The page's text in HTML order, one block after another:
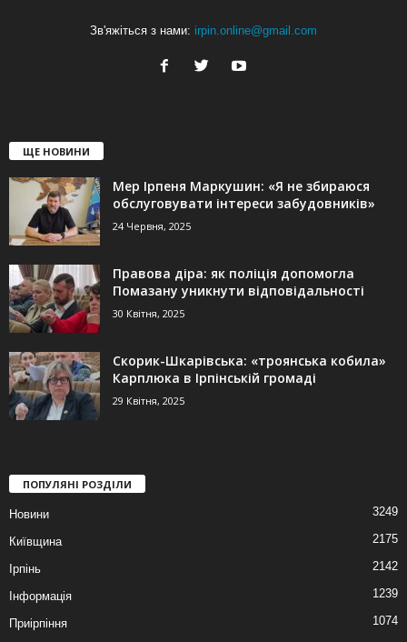
Зв'яжіться з нами: irpin.online@gmail.com
ЩЕ НОВИНИ
Мер Ірпеня Маркушин: «Я не збираюся
обслуговувати інтереси забудовників»
24 Червня, 2025
Правова діра: як поліція допомогла
Помазану уникнути відповідальності
30 Квітня, 2025
Скорик-Шкарівська: «троянська кобила»
Карплюка в Ірпінській громаді
29 Квітня, 2025
ПОПУЛЯНІ РОЗДІЛИ
Новини 3249
Київщина 2175
Ірпінь 2142
Інформація 1239
Приірпіння
1074